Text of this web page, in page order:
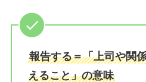
報告する＝「上司や関
えること」の意味